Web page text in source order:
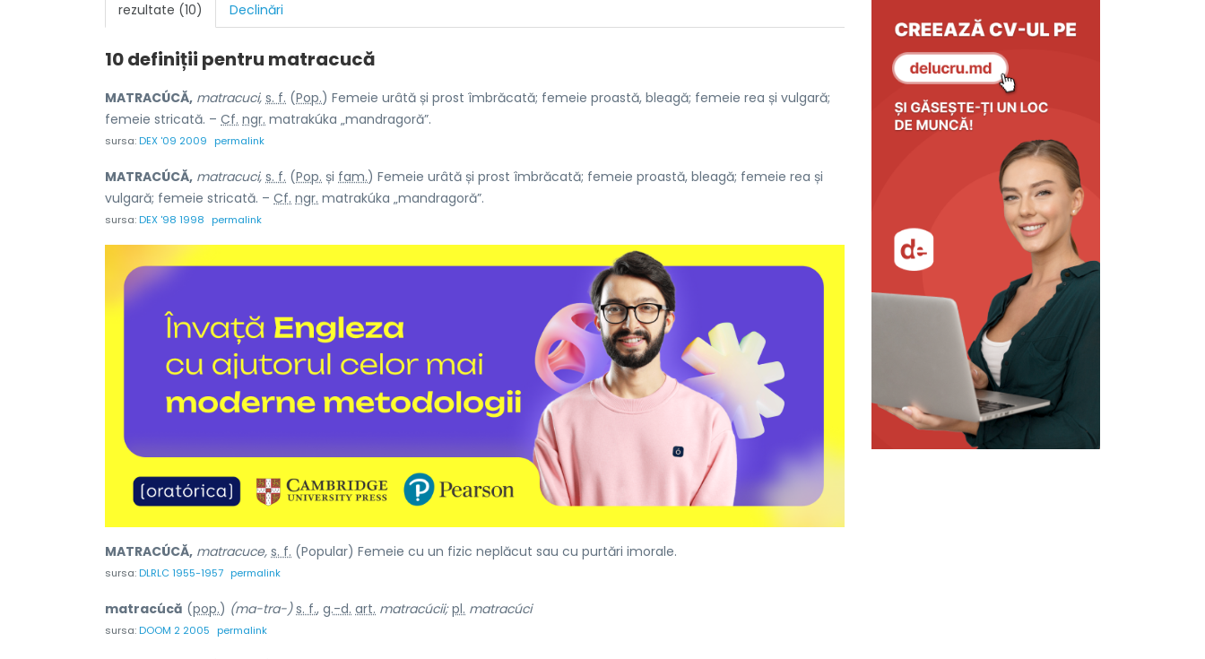
rezultate (10) Declinări
10 definiții pentru matracucă
MATRACÚCĂ, matracuci, s. f. (Pop.) Femeie urâtă și prost îmbrăcată; femeie proastă, bleagă; femeie rea și vulgară;
femeie stricată. – Cf. ngr. matrakúka „mandragoră”.
sursa:DEX '09 2009 permalink
MATRACÚCĂ, matracuci, s. f. (Pop. și fam.) Femeie urâtă și prost îmbrăcată; femeie proastă, bleagă; femeie rea și
vulgară; femeie stricată. – Cf. ngr. matrakúka „mandragoră”.
sursa:DEX '98 1998 permalink
MATRACÚCĂ, matracuce, s. f. (Popular) Femeie cu un fizic neplăcut sau cu purtări imorale.
sursa:DLRLC 1955-1957 permalink
matracúcă (pop.) (ma-tra-) s. f., g.-d. art. matracúcii; pl. matracúci
sursa:DOOM 2 2005 permalink